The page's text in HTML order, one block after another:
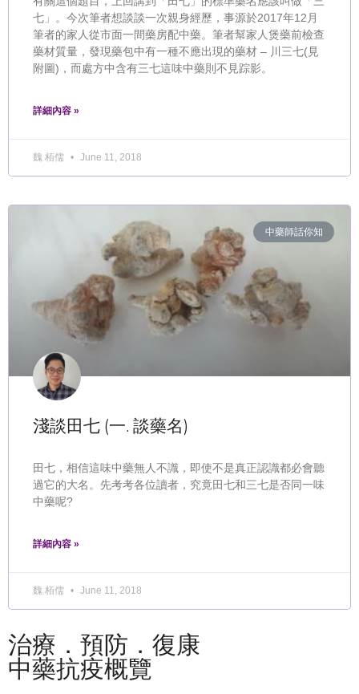
七」。今次筆者想談談一次親身經歷，事源於2017年12月
筆者的家人從市面一間藥房配中藥。筆者幫家人煲藥前檢查
藥材質量，發現藥包中有一種不應出現的藥材 – 川三七(見
附圖)，而處方中含有三七這味中藥則不見踪影。
詳細內容 »
魏 栢儒 June 11, 2018
中藥師話你知
淺談田七 (一. 談藥名)
田七，相信這味中藥無人不識，即使不是真正認識都必會聽
過它的大名。先考考各位讀者，究竟田七和三七是否同一味
中藥呢?
詳細內容 »
魏 栢儒 June 11, 2018
治療．預防．復康
中藥抗疫概覽